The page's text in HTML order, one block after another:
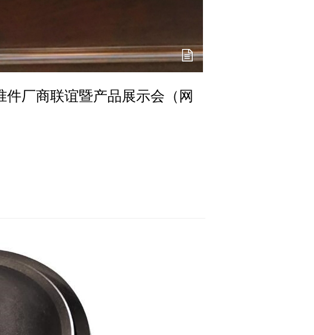
厂商联谊暨产品展示会（网